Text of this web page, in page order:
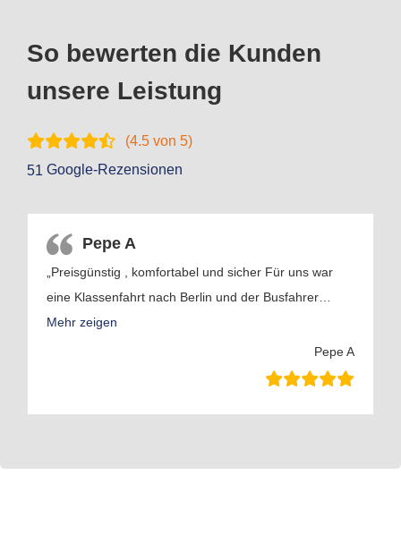
So bewerten die Kunden
unsere Leistung
(4.5 von 5)
51 Google-Rezensionen
Pepe A
„Preisgünstig , komfortabel und sicher Für uns war
eine Klassenfahrt nach Berlin und der Busfahrer…
Mehr zeigen
Pepe A